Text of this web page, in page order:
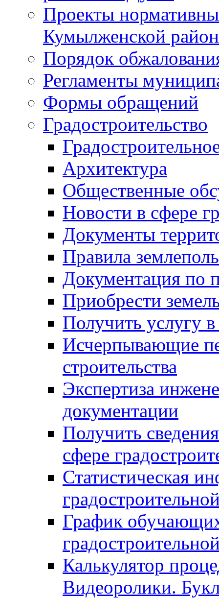
Проекты
Кумылженской
Порядок
Регламенты
Формы обращений
Градостроительство
Архитектура
Общественные
Новости в сфере
Документы
Правила
Документация по
Приобрести
Получить услугу в
Исчерпывающие
строительства
Экспертиза
документации
Получить
сфере
Статистическая
График
Калькулятор
Видеоролики.